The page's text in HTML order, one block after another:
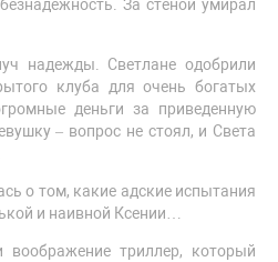
За стеной умирал
надежды. Светлане одобрили
клуба для очень богатых
деньги за приведенную
– вопрос не стоял, и Света
о том, какие адские испытания
и наивной Ксении…
триллер, который